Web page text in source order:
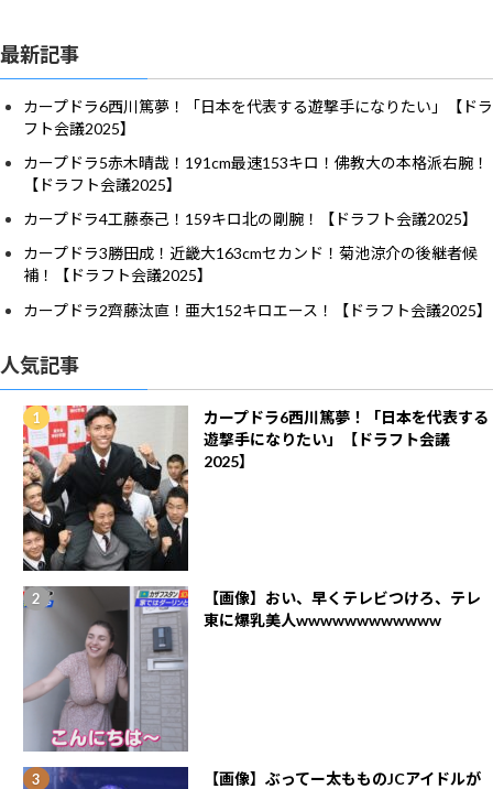
最新記事
カープドラ6西川篤夢！「日本を代表する遊撃手になりたい」【ドラ
フト会議2025】
カープドラ5赤木晴哉！191cm最速153キロ！佛教大の本格派右腕！
【ドラフト会議2025】
カープドラ4工藤泰己！159キロ北の剛腕！【ドラフト会議2025】
カープドラ3勝田成！近畿大163cmセカンド！菊池涼介の後継者候
補！【ドラフト会議2025】
カープドラ2齊藤汰直！亜大152キロエース！【ドラフト会議2025】
人気記事
カープドラ6西川篤夢！「日本を代表する
遊撃手になりたい」【ドラフト会議
2025】
【画像】おい、早くテレビつけろ、テレ
東に爆乳美人wwwwwwwwwwww
【画像】ぶってー太もものJCアイドルが